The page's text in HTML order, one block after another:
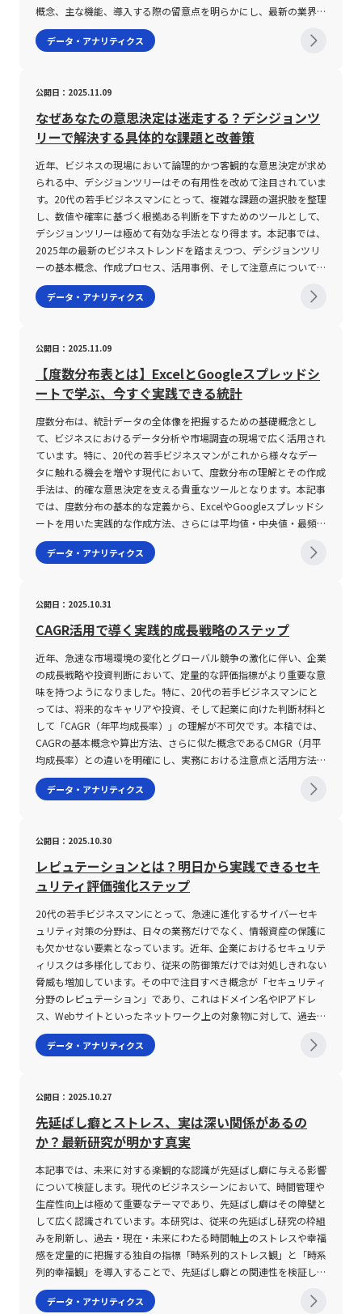
ティリティだけでは株価の上昇・下降の方向性や根本的な投資価値
を十分に評価することは困難です。市場の動向や他のテクニカル指
標、ファンダメンタルズ分析などと併せて総合的に判断する必要が
値が実際のリスク以上に高く算出される傾向があります。具体的な
計算式では、当日の「ティピカル・プライス(TP)」が分母に位置
し、これが小さくなると結果としてボラティリティのパーセンテー
ジが大きくなります。このため、投資初心者を含む若手ビジネスマ
ンは、株価の水準にも十分留意した上でボラティリティの指標を解
釈することが求められます。 さらに、市場の流動性もボラティリ
ティの重要な要因となります。市場の流動性が低い場合、売買が成
立しにくく実際の取引が制限されると、計測されるボラティリティ
は実際の市場リスクよりも高く見積もられる可能性があります。そ
のため、投資を行う際には銘柄の流動性や出来高、取引市場の環境
といった要素も十分に考慮し、ボラティリティの数値と合わせて総
ティの計算方法自体も複雑な側面を持ち合わせています。たとえ
ツールやソフトウェアが用いられます。一方、インプライドボラテ
ィリティは、オプションの理論価格を算出する「ブラック‐ショー
ルズ・モデル」などの数学的モデルに依拠しており、投資家にとっ
ては高度な知識が要求される場面も存在します。こうした背景か
ら、ボラティリティの数値そのものが投資判断の全てを物語るわけ
ではなく、細部にわたる理解と他の分析手法とのバランスが重要視
されるのです。 なお、ボラティリティの数値を具体的に用いる場
合、たとえば当日のボラティリティは「トゥルー・レンジ(TR)」と
「ティピカル・プライス(TP)」を活用した計算式で示されることが
一般的です。その計算式は「当日のボラティリティ(%) ＝ 当日の
TR／当日のTP × 100」と表現され、TRとしては当日の高値と安値
ます。この計算方法により、一般的には5%以上のボラティリティ
られます。 このように、ボラティリティを活用する際には、その
数値の意味合いや背景、そして計算方法に内在する不確実性を十分
に理解することが投資リスクを抑制するための鍵となります。若手
ビジネスマンとして投資市場に挑む際には、まず基本的な概念と計
算方法を把握し、併せて市場全体の流動性や個別銘柄の特性といっ
た情報を統合的に評価する姿勢が必要です。 まとめ 本記事では、
資産運用や投資の際に欠かせない「ボラティリティ」の概念につい
て、専門的かつ実務的な視点から解説しました。ボラティリティと
は、金融商品における価格変動の大きさを示す指標であり、ヒスト
リカルボラティリティとインプライドボラティリティという二つの
カテゴリーに分けられること、またその数値が高ければリスクが高
く、低ければ安定的なリターンが期待できるという基本的な考え方
市場環境、銘柄ごとの特性といった多角的な分析が求められます。
特に、短期トレードにおいては値動きの大きな銘柄が好まれる一方
で、中長期投資においては安定性の高い低ボラティリティ銘柄が有
利とされることから、投資目的に合わせた銘柄選定が成功の鍵とな
ります。また、計算方法や流動性リスク、株価水準の違いによるボ
ラティリティの相対的な評価についても十分に認識し、適切なリス
ク管理策を講じることが必要です。2025年の現在、テクノロジー
の進歩や市場環境の多様化により、ボラティリティを含む投資指標
はより複雑化していますが、その分、精緻な分析が求められる時代
へと進化していることは明らかです。 若手ビジネスマンとして今
後ますますグローバルな視点から資産運用やリスクマネジメントに
しております。市場の動向を見極め、科学的なアプローチと経験に
れ、これらはそれぞれ異なる観点から市場の期待や過去の実績を評
価する。 インプライドボラティリティは将来の価格変動を予測
し、オプション取引における評価に活用される一方、ヒストリカル
出されるため、短期的な市場の動向を捉える上で有用である。 こ
れらの指標は、特にFXなどの外国為替市場において、取引環境の評
価と開始タイミングの決定に大きな影響を与える。 ボラティリテ
ィの注意点 ボラティリティが高い環境下での取引は、大きな利益
獲得のチャンスを提供する反面、リスクも極めて大きくなる。 一
方で、ボラティリティが低い状況は取引の安定性を示すが、利益獲
得機会が限定されやすい。 まず、高いボラティリティの下では、
市場の流動性と出来高が急激に増加する傾向があり、これにより予
測が難しい急変動が発生する可能性がある。 特に、経済指標の発
表直後や主要市場の開始直後は、出来高の急増に伴い値動きが激し
くなるケースが多い。 例えば、米ドル/円やユーロ/米ドルなどの
主要通貨ペアでは比較的安定した動きが見られる一方、南アフリカ
ランド（ZAR）やトルコリラ（TRY）のようなマイナー通貨は急激
わぬ損失が発生するリスクが高まる。 また、ボラティリティが高
い時はストップロス注文のスリッページ（損切り注文が予想より不
利な価格で成立すること）のリスクも存在するため、リスク管理の
徹底が不可欠である。 投資家は、自身の許容リスクの範囲内で取
引量を調整し、市場の急変動に備える必要がある。 さらに、テク
ニカル分析指標としては、ボリンジャーバンドやヒストリカル・ボ
ラティリティインジケーター、ADR（日中平均レンジ）などが活用
されるが、これらのツールの設定や使用方法を十分に理解していな
いと、誤った判断を導くリスクも内在している。 市場の時間帯に
よるボラティリティの変動、季節的な変動要因、さらには政治的・
経済的なイベントが影響を及ぼすため、常に最新の市場情報と分析
するチャンスと同時に、リスク対策としての戦略策定が求められる
る。 ・ボラティリティの値動きを正確に把握するためには、各種
インジケーターを組み合わせた複合的な分析が必要である。 ・経
済指標や市場ニュースと連動して発生する急激な価格変動に対し、
迅速な判断と柔軟な資金管理が求められる。 ・市場の流動性低下
時には、意図通りの取引が成立しにくくなるため、取引コストやス
プレッドの拡大にも留意すべきである。 ・ボラティリティが極端
に高い局面では、自動売買ツールやストップロスなどのリスク管理
対策を適切に用いることが重要である。 これらの注意点を理解し
た上で、ボラティリティを上手に活用するための投資戦略を構築す
ることが、健全な資産運用につながる。 また、テクノロジーの進
展に伴い、2025年現在ではAIや機械学習を活用したボラティリテ
ィ予測ツールが登場しており、リアルタイムでの相場分析が一層高
の精度向上が期待できる。 しかしながら、こうしたツールに依存
しすぎることなく、投資家自身の市場観察や経験に基づく分析も重
要視されるべきである。 市場の変化に応じた柔軟な対応力と、理
論と実践を両立させたトレード手法の確立が、今後の投資成功の鍵
となるだろう。 まとめ 本記事では、「ボラティリティ」という金
融用語の意味やその種類、そして取引における活用法と注意点につ
いて、具体的かつ詳細に解説してきた。 ボラティリティは、金融
市場における価格の変動率を示す指標であり、投資家が市場リスク
を評価し取引戦略を立案する際の重要な要素となる。 インプライ
ドボラティリティ、ヒストリカルボラティリティ、リアライズドボ
ラティリティといった複数の視点から市場の動向を分析する手法
は、特にFX市場において有効である。 また、出来高や市場の流動
性、さらには時間帯や季節といった外部要因がボラティリティに与
急激な変動により予期せぬ損失を招くリスクも伴う。 そのため、
取引を行う際には各種テクニカル指標の活用や慎重な資金管理、さ
らにAIなどの最新技術を取り入れた相場分析が求められる。 特
に、若手ビジネスマンにとっては、リスクテイクの姿勢と同時に、
情報の正確な理解と柔軟な対応が今後のキャリアや資産運用におい
ても大いに役立つ知識となるだろう。 最後に、金融市場は常に変
動しており、ボラティリティの変化は新たな投資機会を提供する一
方で大きな落とし穴も存在する。 市場動向を定期的にモニター
し、最新の分析手法やツールを取り入れることで、投資リスクの低
減と利益の最大化を目指すことができる。 未来の市場環境におい
て、的確なリスク管理と柔軟な戦略の構築が、投資家としての成長
概念、主な機能、導入する際の留意点を明らかにし、最新の業界動
向を踏まえた解説を行います。また、企業が抱える人事管理の課題
に対する解決策としてのシステム活用例や、今後のビジネス環境に
理、労務管理など、社員に関する各種情報を統括的に管理し、業務
効率の向上を図るための統合型ソリューションです。従来は紙媒体
やExcelファイルに頼っていた人事業務を、システム上で一元管理
することにより、情報更新の迅速化や正確性の向上を実現します。
具体的には、以下のような機能が含まれます。・採用管理機能：応
募者の基本情報、選考状況、面接結果等を効率的に管理し、採用プ
ロセス全体を見える化します。・人事評価管理機能：各期ごとの目
標設定や実績、評価者からのフィードバックを体系的に集積し、人
材育成や昇進判断に活用されます。・タレントマネジメント機能：
社員のスキル、資格、社内表彰など、個々のキャリアデータを管理
し、将来的な人材配置や組織改革の基盤とします。・勤怠・給与管
理機能：出勤情報、有給休暇の管理、残業時間の集計、さらには各
種手当の計算までを自動化し、担当者の負担を軽減します。また、
テム」として提供される事例も少なくありません。これらの機能を
通じて、社員一人ひとりの情報がリアルタイムで更新され、経営層
に対しても迅速かつ正確な情報提供が可能となります。 人事シス
テムの注意点 人事システムを導入するにあたっては、その利便性
や効果の高さと同時に、いくつかの注意点が存在します。第一に、
導入目的と求める機能との整合性を十分に確認する必要がありま
す。各企業が抱える人事課題は多岐にわたりますが、例えば採用活
動のステータス管理が不十分な企業と、社員のキャリアデータの一
元管理が不備な企業とでは、必要とするシステム機能も大きく異な
ります。したがって、現状の業務プロセスを正確に把握し、システ
ムが課題解決に寄与できるかどうかを厳密に評価することが求めら
れます。 第二に、システムの提供形態――クラウド型、オンプレミス
型、またはパッケージ型などをはじめとする各種導入方式――が自社の
特化したカスタマイズが難しい場合もあります。一方で、オンプレ
ミス型はシステムのカスタマイズが容易である反面、導入に時間と
コストがかかるという特徴があります。このため、実態に即した導
入計画を立案することが不可欠です。第三に、サポート体制および
ベンダーの専門知識のレベルも導入の際に注意すべきポイントで
す。人事システムは、労働法改正や働き方改革など、外部環境の変
化に迅速に適応する必要があるため、契約前にベンダーのサポート
実績や技術的背景を十分に確認し、トラブル発生時にも的確に対応
できる体制が整っているかどうかを評価することが求められます。
また、既存のシステムとの連携も見逃せません。企業によっては、
既存の勤怠管理システムや給与計算システムとのデータ交換が必要
となるため、相互の連携性が確保されているかどうか、一度運用事
も、利用する社員にとって操作性が低いと情報の入力漏れや誤操作
を招く恐れがあるため、トライアル運用やデモンストレーションな
どを通じて、現場視点での評価を十分に行うことが重要です。 ま
とめ 本記事では、20代の若手ビジネスマンを対象に、最新のビジ
ネス環境において重要性を増している「人事システム」について詳
述しました。システム化された人事管理は、従来の紙媒体やExcel
による管理方法と比べ、情報の更新や一元管理、そしてタレントマ
ネジメントを通じた組織改善に大きく寄与します。また、人事シス
テムの機能は採用管理、人事評価、勤怠・給与管理、労務管理等に
またがり、各企業の多様なニーズに対応できる柔軟性を有していま
す。一方で、システム導入においては、自社の業務プロセスに合致
した機能性、提供形態、サポート体制、操作性、既存システムとの
連携など複数の要件を精査し、総合的に判断する必要があります。
す。企業は、迅速な情報更新と正確なデータ管理を基盤とする新た
な人事システムの導入を通じて、業務効率の向上だけでなく、長期
的な組織強化を実現するチャンスを手にしています。今後、労働環
境や働き方のさらなる変革が予想される中で、デジタルツールとし
ての人事システムは、現代のビジネスパーソンにとって必須の戦略
ツールとなるでしょう。したがって、導入の際には各種注意点を十
分に考慮し、企業の現状と将来展望に応じた最適な選択が求められ
ます。これにより、社員が安心して能力を発揮できる環境を整備
し、企業全体の競争力を一層高めることが可能となるのです。
データ・アナリティクス
公開日：2025.11.09
なぜあなたの意思決定は迷走する？デシジョンツ
リーで解決する具体的な課題と改善策
近年、ビジネスの現場において論理的かつ客観的な意思決定が求め
られる中、デシジョンツリーはその有用性を改めて注目されていま
す。20代の若手ビジネスマンにとって、複雑な課題の選択肢を整理
し、数値や確率に基づく根拠ある判断を下すためのツールとして、
デシジョンツリーは極めて有効な手法となり得ます。本記事では、
2025年の最新のビジネストレンドを踏まえつつ、デシジョンツリ
ーの基本概念、作成プロセス、活用事例、そして注意点について詳
述し、今後のキャリアや業務改善活動において実践的な知識と技術
を提供することを目的としています。 デシジョンツリーとは、目
もともとは統計学やオペレーションズリサーチの分野で発展してき
たこの手法は、ビジネスプロセスマネジメントやプロジェクトマネ
ジメントにおいて、論理的整合性を担保しながら意思決定を行うた
めの有力なツールとして位置付けられています。デシジョンツリー
は、選択肢をツリー状に展開することで、結果の予測やリスク評価
を容易にし、複雑な問題を整理することに寄与します。 デシジョ
ンツリーの基本概念と活用意義 デシジョンツリーは、図形として
正方形、円、三角形などのシンプルな記号を用い、意思決定の各段
階を明確化する手法です。一般的には、ツリーの始点である意思決
定ノード（多くの場合、正方形）が配置され、その後に続く確率ノ
ードやイベントノード（円形）を経て、最後に結論や結果を示す終
点ノード（三角形）が設置されます。この構造を通じて、各分岐に
対する数値的な評価や発生確率の要素を具体的に計算することが可
るためのツールとしてだけでなく、複数の施策や戦略を並行して検
討する際の意思決定プロセスの透明性を高め、関係者間での認識共
有を促進する点にもあります。たとえば、新規事業の立ち上げやマ
ーケティング戦略の策定、業務効率化のための設備投資の判断な
ど、さまざまな局面で利用が可能です。さらに、定量的評価のプロ
セスを通じて、感覚的・直感的な判断に偏るリスクを低減し、科学
的な根拠に基づいた意思決定をサポートすることが大きなメリット
となります。 デシジョンツリーの作成プロセスと具体的手順 デシ
ジョンツリーの作成プロセスは、基本的に4つの段階に分かれま
す。まず第一に、検討すべきテーマと最終的なゴールを明確化する
ことが必須です。この段階では、業務効率化やコスト削減、リスク
管理といった目的に対して、どのような評価基準を用いるかを事前
用コスト、期待される利益の増加やコスト削減効果など複数の数値
を検討材料とします。 第二に、実際にツリーの骨組みとなるレイ
アウト作成に着手します。まず意思決定ノードとして正方形を配置
し、その中に今回のテーマを明記します。その後、各意思決定に対
する選択肢を整理し、確率ノードやイベントノードとして各分岐に
置き換えていきます。各選択肢について、さらに詳細な評価項目と
して、期待値や発生確率、各プロセスにおけるリスク項目などの数
値を添えることで、全体の評価精度が向上します。 第三に、洗い
出された選択肢をもとに、段階的な分岐を展開します。業務の具体
的なプロセスや、導入後に想定される各種シナリオ、リスクとベネ
フィットを評価するために、各分岐先において数値化された評価を
行います。この段階での数値評価は、実際のビジネス現場における
実績データや市場調査、フィードバックを反映することが求めら
て再構築・修正を行うことが不可欠です。 第四に、最終的な結論
や結果が明確になった段階で、ツリーの終点を示す終点ノードを配
置し、全体のプロセスをクローズします。ここでは、最終的な評価
額や効率性、リスク回避策などを詳細に記述し、導出された結論が
どのような根拠に基づいたものであるかを明確化させます。たとえ
ば、複数の自動化ツールの比較検討において、期待値や効果、投資
対効果の結果から最適なツールを選定するプロセスを具体例とする
ことで、デシジョンツリーの有用性が実証されます。 このよう
に、デシジョンツリーの作成は、単一の意思決定ではなく、複数の
選択肢を段階的に分析・評価することで複雑な課題に対して最適な
解決策を導出するためのフレームワークであると言えます。 デシ
ジョンツリーの注意点と留意事項 デシジョンツリーをビジネスで
活用する際には、いくつかの注意点が存在します。まず第一に、全
データ・アナリティクス
公開日：2025.11.09
【度数分布表とは】ExcelとGoogleスプレッドシ
ートで学ぶ、今すぐ実践できる統計
度数分布は、統計データの全体像を把握するための基礎概念とし
て、ビジネスにおけるデータ分析や市場調査の現場で広く活用され
ています。特に、20代の若手ビジネスマンがこれから様々なデー
タに触れる機会を増やす現代において、度数分布の理解とその作成
手法は、的確な意思決定を支える貴重なツールとなります。本記事
では、度数分布の基本的な定義から、ExcelやGoogleスプレッドシ
ートを用いた実践的な作成方法、さらには平均値・中央値・最頻値
といった代表的な統計値の求め方に至るまで、具体例を交えて詳細
に解説します。 度数分布とは 度数分布とは、膨大なデータ群を特
特徴を一目で把握することが難しい場合に、各区間ごとにまとめる
ことで全体の傾向や分布状況が明確に示されます。例えば、厚生労
均寿命のデータなど、さまざまな統計資料において、データを視覚
的に整理し、全体像や偏りを理解するためのツールとして用いつつ
あります。具体的な例を挙げると、アジア31カ国の男女平均寿命
のデータでは、各国の寿命値を階級ごとに区切り、どの階級に属す
る国が多いのか、また各階級の相対的な割合がどの程度であるかを
把握することが可能です。この考え方は、ビジネスにおける市場分
析や顧客属性の把握、商品需要の予測など、さまざまな分野で応用
することができ、データドリブンなアプローチを推進する上で重要
な役割を果たします。 度数分布の作成においては、「階級」「階
とであり、その区間内に含まれるデータ数を「度数」としてカウン
トします。また、各階級の「階級値」とは、その階級における代表
値を意味し、一般的には階級の上下限の平均値が採用されます。例
えば、あるデータが「70歳以上75歳未満」といった階級に分類さ
れる場合、その階級値は (70＋75)÷2=72.5 となります。これによ
り、度数分布表から全体の平均値を求める計算式（平均値＝Σ(階級
値×度数)／度数の合計）を用いて、具体的な統計指標を算出する
ことが可能となります。 さらに、度数分布表はグラフとして視覚
化することにより、ヒストグラムと呼ばれる形式で表現されること
も一般的です。ヒストグラムは、各階級ごとの度数を棒グラフで示
すため、データの偏りや集中傾向を直感的に把握できる利点があり
ます。この手法は、マーケティングリサーチや顧客満足度調査、さ
らには製品の品質管理に至るまで、幅広いビジネスシーンで活用さ
を階級ごとに区分する際の「階級幅」の設定が分析結果に大きく影
響します。階級幅が狭すぎると、表が複雑になり、逆に広すぎると
データの細部が失われ、全体の傾向を正確に把握しにくくなる可能
性があります。適切な階級幅の設定は、データの特性や目的に応じ
たバランスが求められ、試行錯誤を重ねて最適な分類方法を見出す
必要があります。 第二の注意点は、度数分布表から算出される統
計指標、すなわち平均値、中央値、最頻値の意味や計算方法に対す
る理解です。例えば、平均値は各階級値に度数を掛けた総和をデー
タ数で割ることで求められますが、データの分布が偏っている場合
には、中央値や最頻値がより有効な代表値となります。中央値は、
データを昇順または降順に並べた際の中央の値を示し、最頻値は最
も頻出する階級値を表します。これらの指標は、データの分布形状
が偏っている場合や外れ値の影響を受けやすい場合に、平均値だけ
データ・アナリティクス
公開日：2025.10.31
CAGR活用で導く実践的成長戦略のステップ
近年、急速な市場環境の変化とグローバル競争の激化に伴い、企業
の成長戦略や投資判断において、定量的な評価指標がより重要な意
味を持つようになりました。特に、20代の若手ビジネスマンにと
っては、将来的なキャリアや投資、そして起業に向けた判断材料と
して「CAGR（年平均成長率）」の理解が不可欠です。本稿では、
CAGRの基本概念や算出方法、さらに似た概念であるCMGR（月平
均成長率）との違いを明確にし、実務における注意点と活用方法に
ついて、専門的な視点から詳述するとともに、事例を交えながらそ
の意味合いと限界についても解説します。 CAGRとは CAGRとは、
初期値と最終値をもとに、年ごとの平均成長率を複利で算出したも
のです。具体的には、年間毎に記録される売上高や利益、資産など
が、どの程度のペースで増加したかを定量的に表現するために用い
られます。例えば、ある企業の初年度売上が100億円、数年後の最
終年度売上が300億円となった場合、単純な平均ではなく、各年度
を通しての実質的な増加率を示すためにCAGRを利用します。な
お、CAGRは期間内の業績の波を平準化し、経済情勢や季節変動、
短期的な変動要因を排除して中長期の成長トレンドを把握するため
の有力なツールです。また、CAGRは従来の単年度の成長率と異な
り、複利効果を考慮しているため、成長の持続性をより正確に評価
できる点が特徴です。 CAGRの注意点 一方で、CAGRの利用にあた
ってはいくつかの重要な注意点があります。まず第一に、CAGRは
あくまで期間全体の平均値を算出するため、中間における一時的な
るため、短期の変動要因やリスク評価が十分に伝わらない可能性が
あります。また、CAGRは使用するデータの質と量に大きく依存す
るため、異常値や外れ値が含まれる場合、真の成長率を過大または
過小に評価してしまうリスクが存在します。さらに、対象とする期
間が極端に短い場合や、業界特性による成長パターンの違いを無視
すると、誤った結論に至る可能性があります。これらの理由から、
CAGRのみを用いた評価ではなく、同時に他のKPIや業界平均、マ
クロ経済指標などとの比較分析を行うことが求められます。特に
20代の若手ビジネスマンやスタートアップ関係者にとっては、初
期段階の成長評価においては月単位の成長率を示すCMGRとの併用
が望ましく、短期的な動向と中長期的なトレンドの双方を包括的に
理解することが重要です。また、Excelなどの表計算ソフトウェア
を用いた計算方法についても、数式やPOWER関数を活用した正確
データ・アナリティクス
公開日：2025.10.30
レピュテーションとは？明日から実践できるセキ
ュリティ評価強化ステップ
20代の若手ビジネスマンにとって、急速に進化するサイバーセキ
ュリティ対策の分野は、日々の業務だけでなく、情報資産の保護に
も欠かせない要素となっています。近年、企業におけるセキュリテ
ィリスクは多様化しており、従来の防御策だけでは対処しきれない
脅威も増加しています。その中で注目すべき概念が「セキュリティ
分野のレピュテーション」であり、これはドメイン名やIPアドレ
ス、Webサイトといったネットワーク上の対象物に対して、過去の
実績や行動履歴に基づき信頼性を評価する技術です。本記事では、
レピュテーションの仕組みやその種類、また具体的なメリットと併
におけるレピュテーションとは、本来「評判」や「風評」という意
味合いを持つ言葉を基に、IPアドレス、ドメイン、Webサイトなど
各種ネットワーク上の対象物の信頼性を数値化または評価する技術
を指します。具体的には、過去の活動履歴、トラフィックパター
ン、第三者からのフィードバック、さらには他のセキュリティベン
ダーによる評価など、複合的な情報をもとにして算出されます。こ
の評価は、スパムメールの送信、フィッシングサイトの運営、マル
ウェア感染のリスクなど、悪意ある行動の有無を判断するための重
要な指標となっており、結果としてセキュリティ対策の精度向上に
寄与しています。 レピュテーションの主要な対象には、主に以下
の3種類が存在します。まず、ドメインレピュテーションは特定の
ドメイン名に付随する評価であり、スパム配信や不正なサイト運営
履歴がある場合、信頼性が低いと判断されます。次に、IPレピュテ
データ・アナリティクス
公開日：2025.10.27
先延ばし癖とストレス、実は深い関係があるの
か？最新研究が明かす真実
本記事では、未来に対する楽観的な認識が先延ばし癖に与える影響
について検証します。現代のビジネスシーンにおいて、時間管理や
生産性向上は極めて重要なテーマであり、先延ばし癖はその障壁と
して広く認識されています。本研究は、従来の先延ばし研究の枠組
みを刷新し、過去・現在・未来にわたる時間軸上のストレスや幸福
感を定量的に把握する独自の指標「時系列的ストレス観」と「時系
列的幸福観」を導入することで、先延ばし癖との関連性を検証して
います。また、研究結果は、未来に対して「今よりもストレスが増
えることはない」という楽観的な認識を持つ人々において、深刻な
データ・アナリティクス